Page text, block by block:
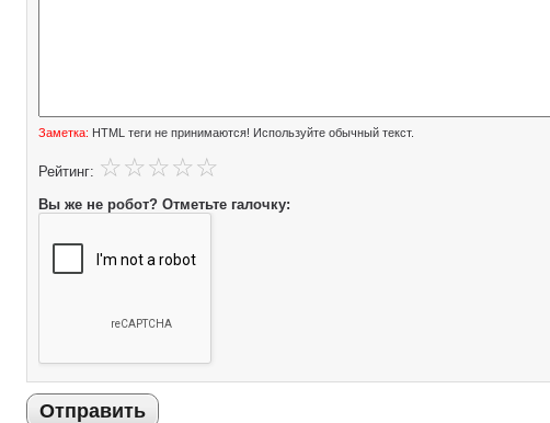
Заметка: HTML теги не принимаются! Используйте обычный текст.
Рейтинг:
Вы же не робот? Отметьте галочку:
Отправить